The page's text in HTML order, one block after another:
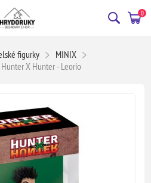
0
figurky
MINIX
X Hunter - Leorio